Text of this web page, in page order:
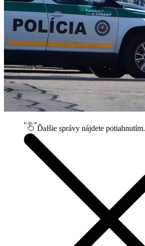
Ďalšie správy nájdete potiahnutím.